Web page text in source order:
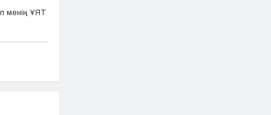
менің ҰЯТ